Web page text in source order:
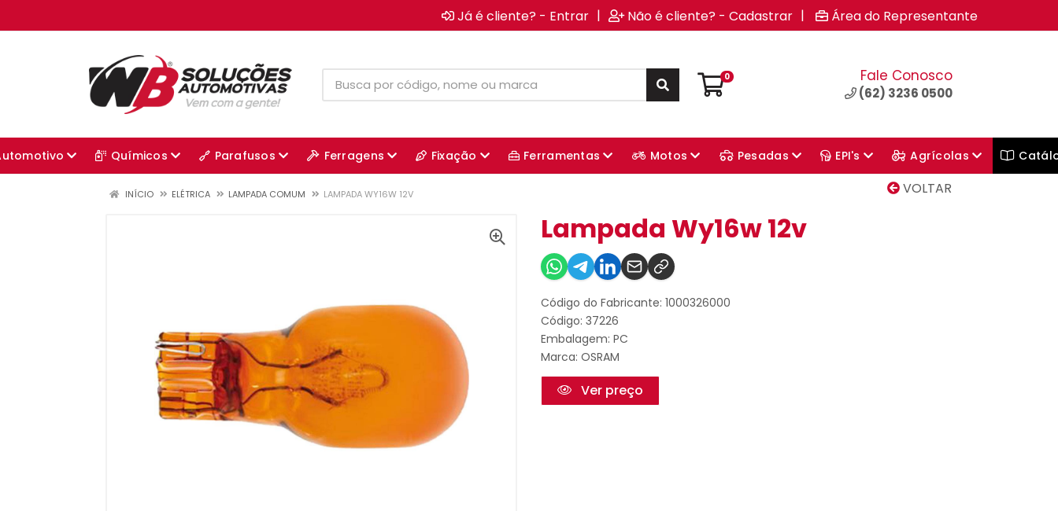
Já é cliente? - Entrar | Não é cliente? - Cadastrar | Área do Representante
0 Fale Conosco
(62) 3236 0500
Químicos Parafusos Ferragens Fixação Ferramentas Motos Pesadas EPI's Agrícolas
VOLTAR
INÍCIO ELÉTRICA LAMPADA COMUM LAMPADA WY16W 12V
Lampada Wy16w 12v
Código do Fabricante: 1000326000
Código: 37226
Embalagem: PC
Marca: OSRAM
Ver preço